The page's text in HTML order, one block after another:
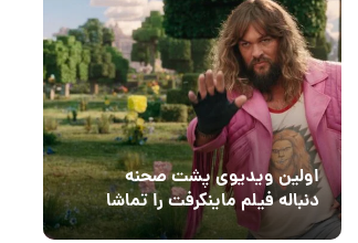
اولین ویدیوی پشت صحنه
دنباله فیلم ماینکرفت را تماشا
کنید19 13 اسفند 1403